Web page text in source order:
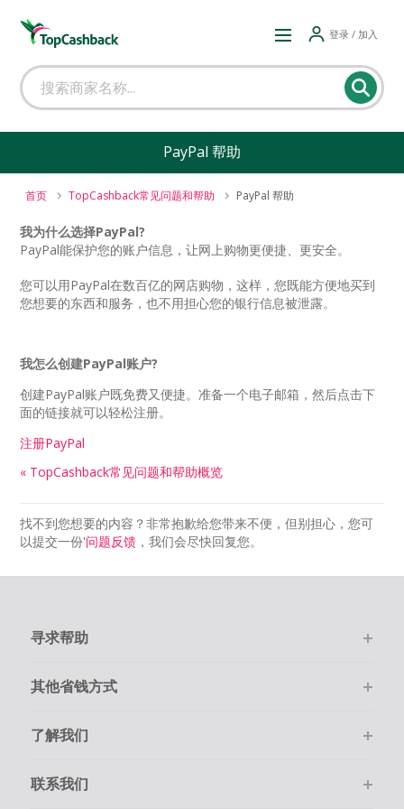
登录 / 加入
PayPal 帮助
首页 TopCashback常见问题和帮助 PayPal 帮助
我为什么选择PayPal?
PayPal能保护您的账户信息，让网上购物更便捷、更安全。
您可以用PayPal在数百亿的网店购物，这样，您既能方便地买到
您想要的东西和服务，也不用担心您的银行信息被泄露。
我怎么创建PayPal账户?
创建PayPal账户既免费又便捷。准备一个电子邮箱，然后点击下
面的链接就可以轻松注册。
注册PayPal
« TopCashback常见问题和帮助概览
找不到您想要的内容？非常抱歉给您带来不便，但别担心，您可
以提交一份'问题反馈 ，我们会尽快回复您。
寻求帮助
其他省钱方式
了解我们
联系我们